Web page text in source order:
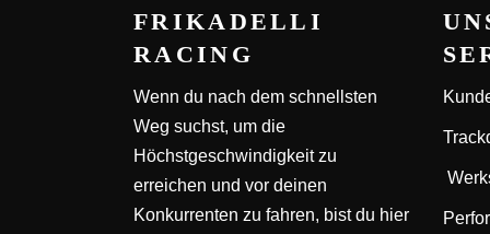
FRIKADELLI
RACING
Wenn du nach dem schnellsten
Weg suchst, um die
Höchstgeschwindigkeit zu
erreichen und vor deinen
Konkurrenten zu fahren, bist du hier